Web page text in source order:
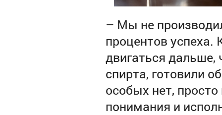
– Мы не
процентов успеха.
двигаться
спирта, готовили
особых нет,
понимания и